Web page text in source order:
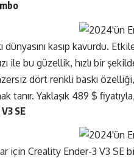
dünyasını kasıp kavurdu.
ile bu güzellik, hızlı bir
dört renkli baskı
tanır. Yaklaşık 489 $
SE
için Creality Ender-3 V3